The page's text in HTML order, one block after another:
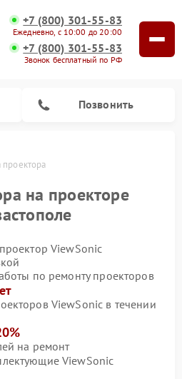
+7 (800) 301-55-83
Ежедневно, с 10:00 до 20:00
+7 (800) 301-55-83
Звонок бесплатный по РФ
Позвонить
на проекторе
ViewSonic
по ремонту проекторов
ViewSonic в течении
на ремонт
ViewSonic